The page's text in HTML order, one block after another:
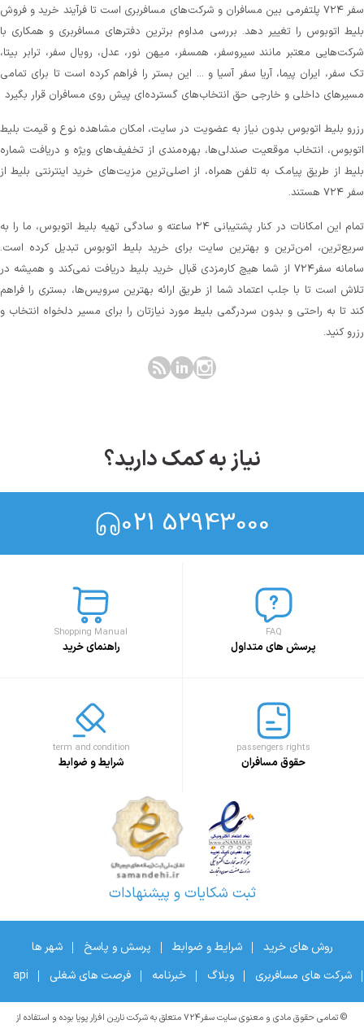
سفر ۷۲۴ پلتفرمی بین مسافران و شرکت‌های مسافربری است تا فرآیند خرید و فروش
بلیط اتوبوس را تغییر دهد. بررسی مداوم برترین دفترهای مسافربری و همکاری با
شرکت‌هایی معتبر مانند سیروسفر، همسفر، میهن‌ نور، عدل، رویال سفر، ترابر بیتا،
تک سفر، ایران پیما، آریا سفر آسیا و ... این بستر را فراهم کرده است تا برای تمامی
مسیرهای داخلی و خارجی حق انتخاب‌های گسترده‌ای پیش روی مسافران قرار بگیرد
رزرو بلیط اتوبوس بدون نیاز به عضویت در سایت، امکان مشاهده نوع و قیمت بلیط
اتوبوس، انتخاب موقعیت صندلی‌ها، بهره‌مندی از تخفیف‌های ویژه و دریافت شماره‌
بلیط از طریق پیامک به تلفن همراه، از اصلی‌ترین مزیت‌های خرید اینترنتی بلیط از
سفر ۷۲۴ هستند.
تمام این امکانات در کنار پشتیبانی‌ ۲۴ ساعته و سادگی تهیه بلیط اتوبوس، ما را به
سریع‌ترین، امن‌ترین و بهترین سایت برای خرید بلیط اتوبوس تبدیل کرده است.
سامانه سفر۷۲۴ از شما هیچ کارمزدی قبال خرید بلیط دریافت نمی‌کند و همیشه در
تلاش است تا با جلب اعتماد شما از طریق ارائه بهترین سرویس‌ها، بستری را فراهم
کند تا به راحتی و بدون سردرگمی بلیط مورد نیازتان را برای مسیر دلخواه انتخاب و
رزرو کنید.
نیاز به کمک دارید؟
021 52943000
FAQ
پرسش های متداول
Shopping Manual
راهنمای خرید
passengers rights
حقوق مسافران
term and condition
شرایط و ضوابط
ثبت شکایات و پیشنهادات
روش های خرید شرایط و ضوابط پرسش و پاسخ
شهر ها
شرکت های مسافربری
وبلاگ خبرنامه فرصت های شغلی api
© تمامی حقوق مادی و معنوی سایت سفر۷۲۴ متعلق به شرکت نارین افزار پویا بوده و استفاده از